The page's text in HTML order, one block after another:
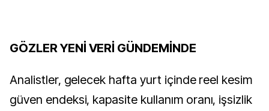
GÖZLER YENİ VERİ GÜNDEMİNDE
Analistler, gelecek hafta yurt içinde reel kesim
güven endeksi, kapasite kullanım oranı, işsizlik